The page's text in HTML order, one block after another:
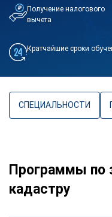
Получение налогового
вычета
Кратчайшие сроки
СПЕЦИАЛЬНОСТИ
Программы по
кадастру